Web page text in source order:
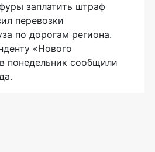
заплатить штраф
перевозки
по дорогам региона.
«Нового
понедельник сообщили